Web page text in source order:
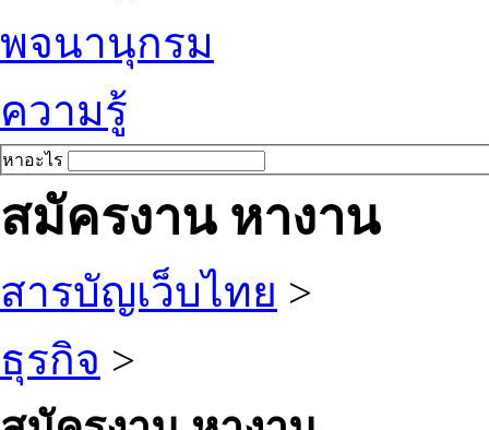
พจนานุกรม
ความรู้
หาอะไร
สมัครงาน หางาน
สารบัญเว็บไทย >
ธุรกิจ >